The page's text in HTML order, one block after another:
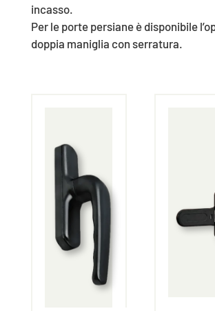
incasso.
Per le porte persiane è disponibile
doppia maniglia con serratura.